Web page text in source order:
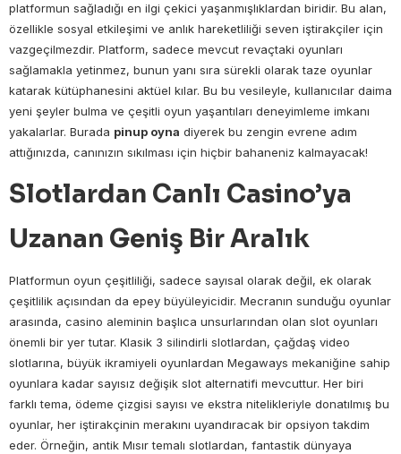
platformun sağladığı en ilgi çekici yaşanmışlıklardan biridir. Bu alan,
özellikle sosyal etkileşimi ve anlık hareketliliği seven iştirakçiler için
vazgeçilmezdir. Platform, sadece mevcut revaçtaki oyunları
sağlamakla yetinmez, bunun yanı sıra sürekli olarak taze oyunlar
katarak kütüphanesini aktüel kılar. Bu bu vesileyle, kullanıcılar daima
yeni şeyler bulma ve çeşitli oyun yaşantıları deneyimleme imkanı
yakalarlar. Burada pinup oyna diyerek bu zengin evrene adım
attığınızda, canınızın sıkılması için hiçbir bahaneniz kalmayacak!
Slotlardan Canlı Casino’ya
Uzanan Geniş Bir Aralık
Platformun oyun çeşitliliği, sadece sayısal olarak değil, ek olarak
çeşitlilik açısından da epey büyüleyicidir. Mecranın sunduğu oyunlar
arasında, casino aleminin başlıca unsurlarından olan slot oyunları
önemli bir yer tutar. Klasik 3 silindirli slotlardan, çağdaş video
slotlarına, büyük ikramiyeli oyunlardan Megaways mekaniğine sahip
oyunlara kadar sayısız değişik slot alternatifi mevcuttur. Her biri
farklı tema, ödeme çizgisi sayısı ve ekstra nitelikleriyle donatılmış bu
oyunlar, her iştirakçinin merakını uyandıracak bir opsiyon takdim
eder. Örneğin, antik Mısır temalı slotlardan, fantastik dünyaya